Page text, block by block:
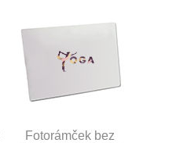
Fotorámček bez